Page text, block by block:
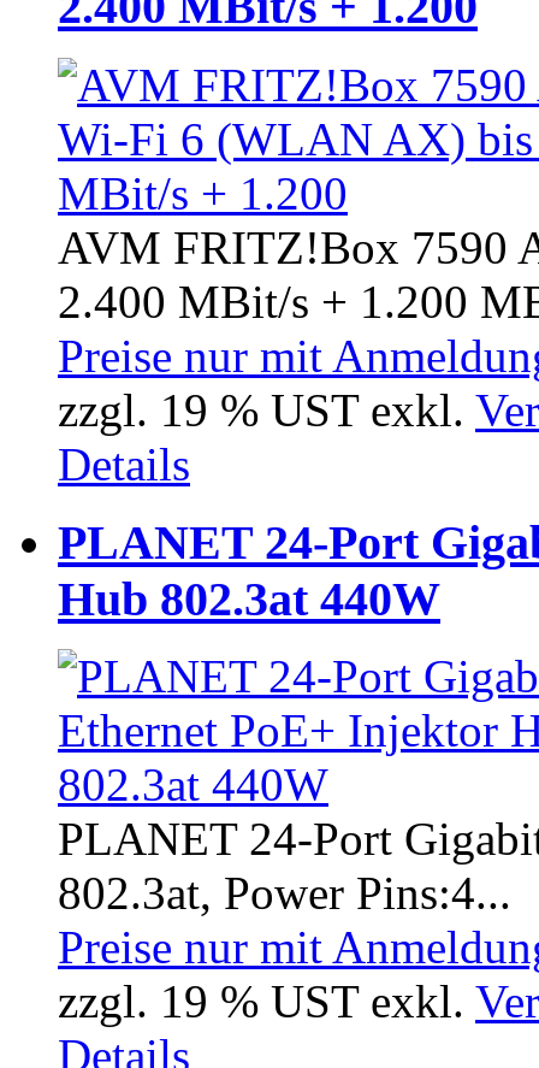
AVM FRITZ!Box 7590
2.400 MBit/s + 1.200
Preise nur mit
zzgl. 19 % UST exkl.
Details
PLANET 24-Port
Hub 802.3at 440W
PLANET 24-Port
802.3at, Power Pins:4...
Preise nur mit
zzgl. 19 % UST exkl.
Details